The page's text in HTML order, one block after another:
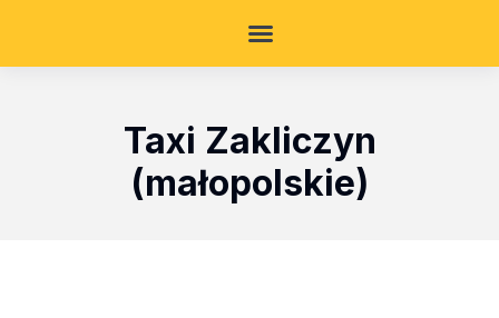
Taxi Zakliczyn
(małopolskie)